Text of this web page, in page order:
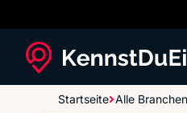
Startseite Alle Branchen